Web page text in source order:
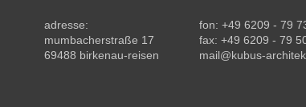
adresse:
mumbacherstraße 17
69488 birkenau-reisen
fon: +49 6209 - 79
fax: +49 6209 - 79
mail@kubus-